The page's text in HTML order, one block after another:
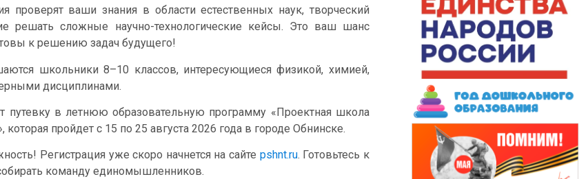
проверят ваши знания в области естественных наук, творческий
решать сложные научно-технологические кейсы. Это ваш шанс
к решению задач будущего!
школьники 8–10 классов, интересующиеся физикой, химией,
дисциплинами.
путевку в летнюю образовательную программу «Проектная школа
которая пройдет с 15 по 25 августа 2026 года в городе Обнинске.
Регистрация уже скоро начнется на сайте pshnt.ru. Готовьтесь к
собирать команду единомышленников.